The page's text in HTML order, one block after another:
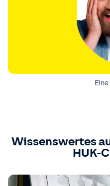
Wissenswertes
HUK-